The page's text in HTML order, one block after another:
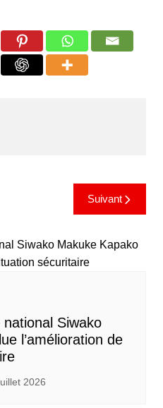
Suivant
Siwako
l’amélioration de
2026